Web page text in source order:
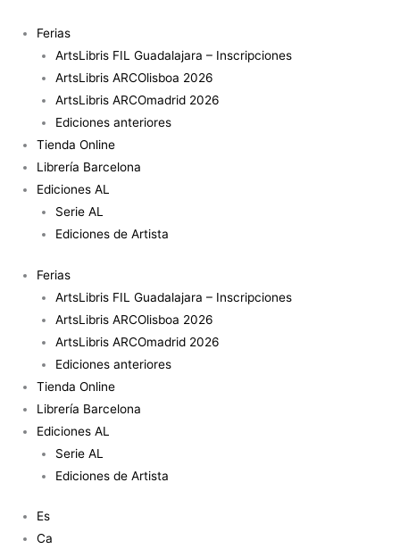
contenido
Ferias
ArtsLibris FIL Guadalajara – Inscripciones
ArtsLibris ARCOlisboa 2026
ArtsLibris ARCOmadrid 2026
Ediciones anteriores
Tienda Online
Librería Barcelona
Ediciones AL
Serie AL
Ediciones de Artista
Ferias
ArtsLibris FIL Guadalajara – Inscripciones
ArtsLibris ARCOlisboa 2026
ArtsLibris ARCOmadrid 2026
Ediciones anteriores
Tienda Online
Librería Barcelona
Ediciones AL
Serie AL
Ediciones de Artista
Es
Ca
punto
orientarse
cantidad